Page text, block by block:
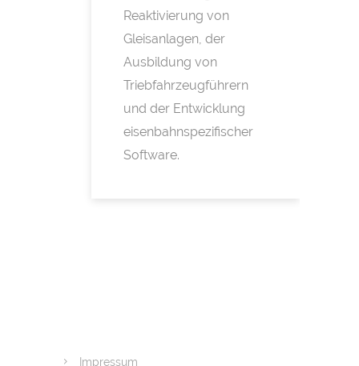
Reaktivierung von
Gleisanlagen, der
Ausbildung von
Triebfahrzeugführern
und der Entwicklung
eisenbahnspezifischer
Software.
Impressum